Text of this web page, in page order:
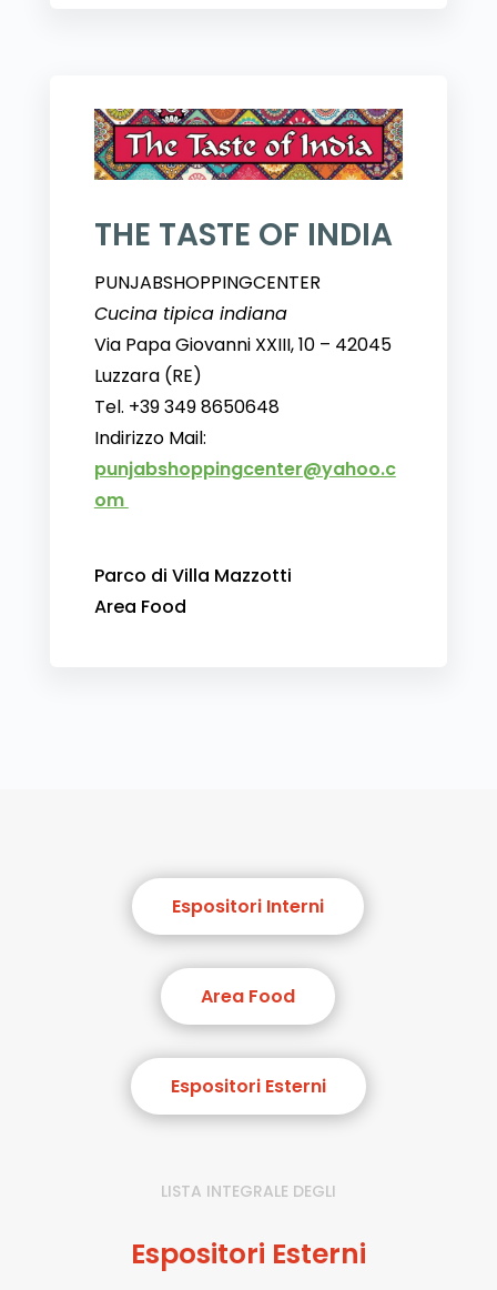
THE TASTE OF INDIA
PUNJABSHOPPINGCENTER
Cucina tipica indiana
Via Papa Giovanni XXIII, 10 – 42045
Luzzara (RE)
Tel. +39 349 8650648
Indirizzo Mail:
punjabshoppingcenter@yahoo.c
om
Parco di Villa Mazzotti
Area Food
Espositori Interni
Area Food
Espositori Esterni
LISTA INTEGRALE DEGLI
Espositori Esterni